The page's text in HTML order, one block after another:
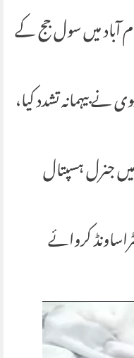
7 ماہ سے اسلام آباد میں سول جج کے
نے بیہمانہ تشدد کیا،
جنرل ہسپتال
کروائے